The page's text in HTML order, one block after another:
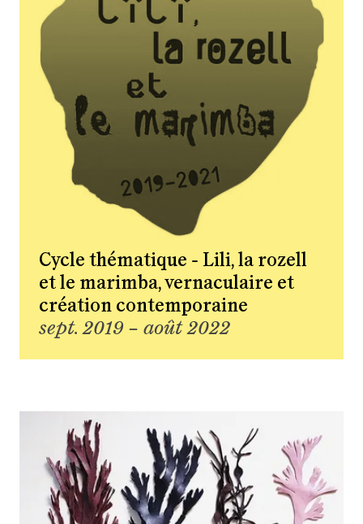
Cycle thématique - Lili, la rozell
et le marimba, vernaculaire et
création contemporaine
sept. 2019 – août 2022